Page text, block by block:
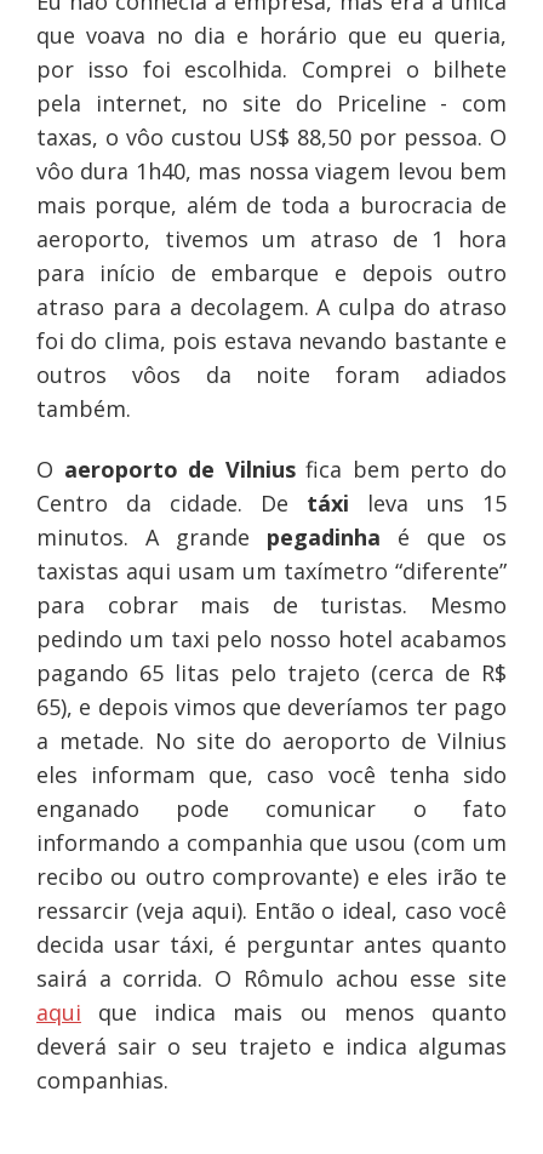
que voava no dia e horário que eu queria,
por isso foi escolhida. Comprei o bilhete
pela internet, no site do Priceline - com
taxas, o vôo custou US$ 88,50 por pessoa. O
vôo dura 1h40, mas nossa viagem levou bem
mais porque, além de toda a burocracia de
aeroporto, tivemos um atraso de 1 hora
para início de embarque e depois outro
atraso para a decolagem. A culpa do atraso
foi do clima, pois estava nevando bastante e
outros vôos da noite foram adiados
também.
O aeroporto de Vilniusfica bem perto do
Centro da cidade. De táxi leva uns 15
minutos. A grande pegadinha é que os
taxistas aqui usam um taxímetro “diferente”
para cobrar mais de turistas. Mesmo
pedindo um taxi pelo nosso hotel acabamos
pagando 65 litas pelo trajeto (cerca de R$
65), e depois vimos que deveríamos ter pago
a metade. No site do aeroporto de Vilnius
eles informam que, caso você tenha sido
enganado pode comunicar o fato
informando a companhia que usou (com um
recibo ou outro comprovante) e eles irão te
ressarcir (veja aqui). Então o ideal, caso você
decida usar táxi, é perguntar antes quanto
sairá a corrida. O Rômulo achou esse site
aqui que indica mais ou menos quanto
deverá sair o seu trajeto e indica algumas
companhias.